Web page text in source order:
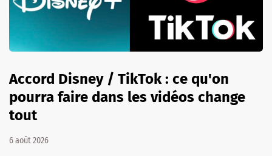
Accord Disney / TikTok : ce qu'on
pourra faire dans les vidéos change
tout
6 août 2026